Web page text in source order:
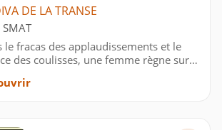
DE LA TRANSE
SMAT
le fracas des applaudissements et le
des coulisses, une femme règne sur
d’une jeune fille bascule avec la perte